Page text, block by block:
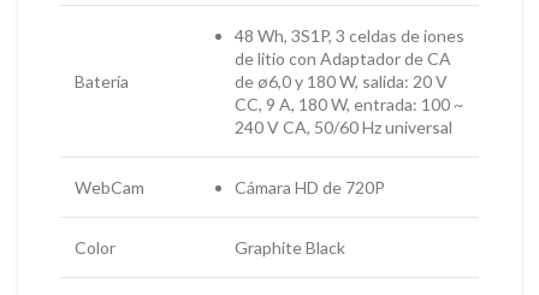
Batería
48 Wh, 3S1P, 3 celdas de iones
de litio con Adaptador de CA
de ø6,0 y 180 W, salida: 20 V
CC, 9 A, 180 W, entrada: 100 ~
240 V CA, 50/60 Hz universal
WebCam Cámara HD de 720P
Color Graphite Black